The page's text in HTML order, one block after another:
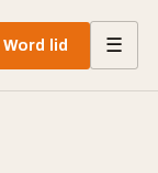
Word lid ☰